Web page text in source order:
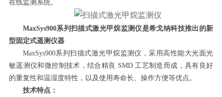
在线监测系统。
MaxSys900系列扫描式激光甲烷监测仪是希戈纳科技推出的新
型固定式遥测仪器
MaxSys900系列扫描式激光甲烷监测仪，采用高性能大光面光
敏遥测仪和微控制技术，结合精良 SMD 工艺制造而成，具有良好
的重复性和温湿度特性，以及使用寿命长、操作方便等优点。
技术特点：